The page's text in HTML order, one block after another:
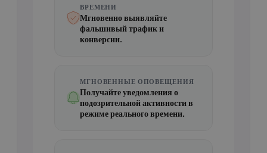
ВРЕМЕНИ
Мгновенно выявляйте
фальшивый трафик и
конверсии.
МГНОВЕННЫЕ ОПОВЕЩЕНИЯ
Получайте уведомления о
подозрительной активности в
режиме реального времени.